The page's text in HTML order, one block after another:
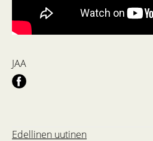
JAA
Edellinen uutinen